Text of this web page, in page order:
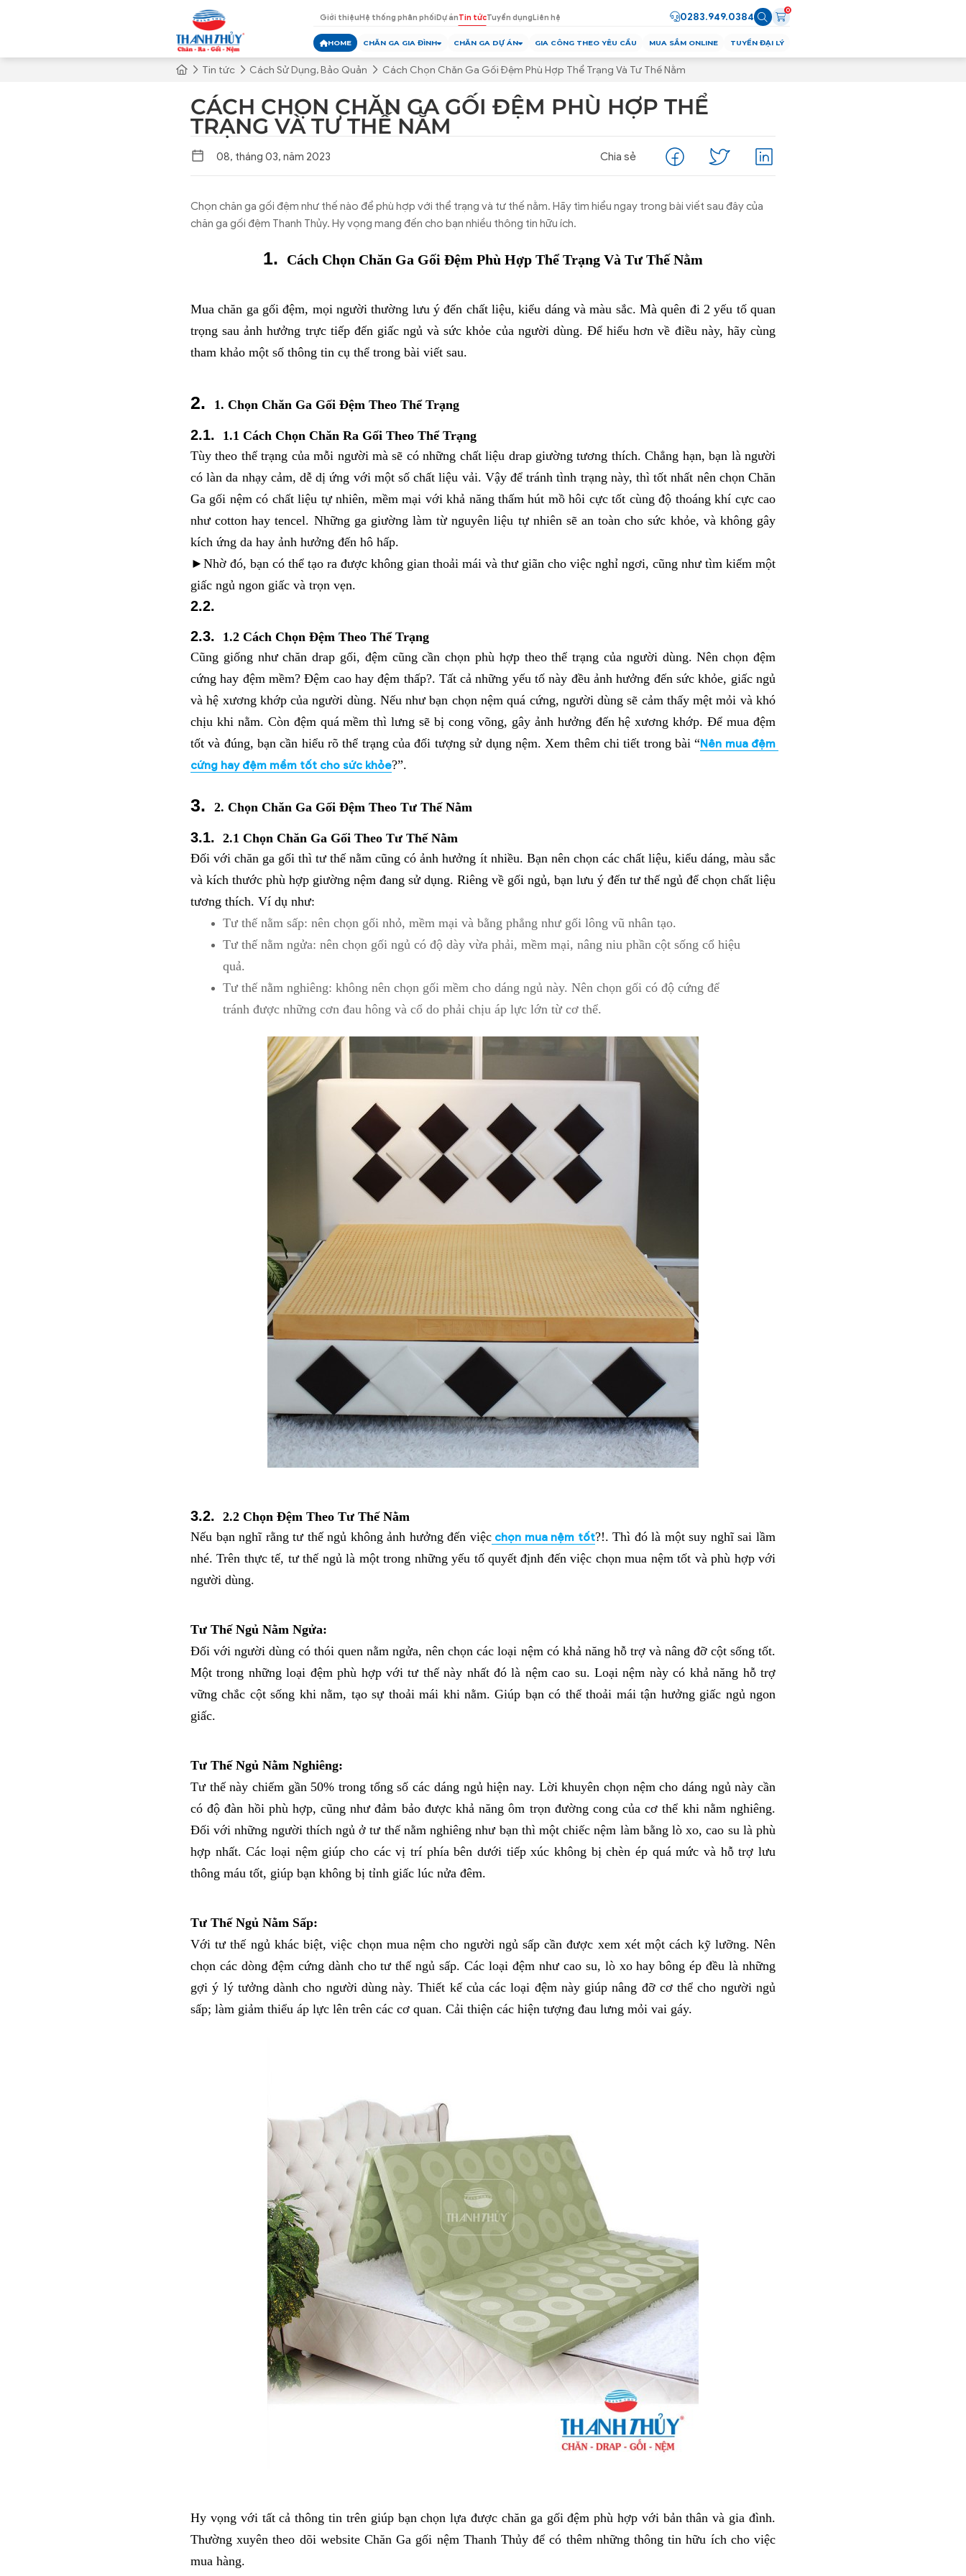
Giới thiệuHệ thống phân phốiDự ánTin tứcTuyển dụngLiên hệ 0283.949.0384
0
HOME CHĂN GA GIA ĐÌNH CHĂN GA DỰ ÁN GIA CÔNG THEO YÊU CẦU MUA SẮM ONLINE TUYỂN ĐẠI LÝ
Tin tức Cách Sử Dụng, Bảo Quản Cách Chọn Chăn Ga Gối Đệm Phù Hợp Thể Trạng Và Tư Thế Nằm
CÁCH CHỌN CHĂN GA GỐI ĐỆM PHÙ HỢP THỂ
TRẠNG VÀ TƯ THẾ NẰM
08, tháng 03, năm 2023 Chia sẻ
Chọn chăn ga gối đệm như thế nào để phù hợp với thể trạng và tư thế nằm. Hãy tìm hiểu ngay trong bài viết sau đây của
chăn ga gối đệm Thanh Thủy. Hy vọng mang đến cho bạn nhiều thông tin hữu ích.
Cách Chọn Chăn Ga Gối Đệm Phù Hợp Thể Trạng Và Tư Thế Nằm
Mua chăn ga gối đệm, mọi người thường lưu ý đến chất liệu, kiểu dáng và màu sắc. Mà quên đi 2 yếu tố quan
trọng sau ảnh hưởng trực tiếp đến giấc ngủ và sức khỏe của người dùng. Để hiểu hơn về điều này, hãy cùng
tham khảo một số thông tin cụ thể trong bài viết sau.
1. Chọn Chăn Ga Gối Đệm Theo Thể Trạng
1.1 Cách Chọn Chăn Ra Gối Theo Thể Trạng
Tùy theo thể trạng của mỗi người mà sẽ có những chất liệu drap giường tương thích. Chẳng hạn, bạn là người
có làn da nhạy cảm, dễ dị ứng với một số chất liệu vải. Vậy để tránh tình trạng này, thì tốt nhất nên chọn Chăn
Ga gối nệm có chất liệu tự nhiên, mềm mại với khả năng thấm hút mồ hôi cực tốt cùng độ thoáng khí cực cao
như cotton hay tencel. Những ga giường làm từ nguyên liệu tự nhiên sẽ an toàn cho sức khỏe, và không gây
kích ứng da hay ảnh hưởng đến hô hấp.
►Nhờ đó, bạn có thể tạo ra được không gian thoải mái và thư giãn cho việc nghỉ ngơi, cũng như tìm kiếm một
giấc ngủ ngon giấc và trọn vẹn.
1.2 Cách Chọn Đệm Theo Thể Trạng
Cũng giống như chăn drap gối, đệm cũng cần chọn phù hợp theo thể trạng của người dùng. Nên chọn đệm
cứng hay đệm mềm? Đệm cao hay đệm thấp?. Tất cả những yếu tố này đều ảnh hưởng đến sức khỏe, giấc ngủ
và hệ xương khớp của người dùng. Nếu như bạn chọn nệm quá cứng, người dùng sẽ cảm thấy mệt mỏi và khó
chịu khi nằm. Còn đệm quá mềm thì lưng sẽ bị cong võng, gây ảnh hưởng đến hệ xương khớp. Để mua đệm
tốt và đúng, bạn cần hiểu rõ thể trạng của đối tượng sử dụng nệm. Xem thêm chi tiết trong bài “Nên mua đệm
cứng hay đệm mềm tốt cho sức khỏe?”.
2. Chọn Chăn Ga Gối Đệm Theo Tư Thế Nằm
2.1 Chọn Chăn Ga Gối Theo Tư Thế Nằm
Đối với chăn ga gối thì tư thế nằm cũng có ảnh hưởng ít nhiều. Bạn nên chọn các chất liệu, kiểu dáng, màu sắc
và kích thước phù hợp giường nệm đang sử dụng. Riêng về gối ngủ, bạn lưu ý đến tư thế ngủ để chọn chất liệu
tương thích. Ví dụ như:
Tư thế nằm sấp: nên chọn gối nhỏ, mềm mại và bằng phẳng như gối lông vũ nhân tạo.
Tư thế nằm ngửa: nên chọn gối ngủ có độ dày vừa phải, mềm mại, nâng niu phần cột sống cổ hiệu
quả.
Tư thế nằm nghiêng: không nên chọn gối mềm cho dáng ngủ này. Nên chọn gối có độ cứng để
tránh được những cơn đau hông và cổ do phải chịu áp lực lớn từ cơ thể.
2.2 Chọn Đệm Theo Tư Thế Nằm
Nếu bạn nghĩ rằng tư thế ngủ không ảnh hưởng đến việc chọn mua nệm tốt?!. Thì đó là một suy nghĩ sai lầm
nhé. Trên thực tế, tư thế ngủ là một trong những yếu tố quyết định đến việc chọn mua nệm tốt và phù hợp với
người dùng.
Tư Thế Ngủ Nằm Ngửa:
Đối với người dùng có thói quen nằm ngửa, nên chọn các loại nệm có khả năng hỗ trợ và nâng đỡ cột sống tốt.
Một trong những loại đệm phù hợp với tư thế này nhất đó là nệm cao su. Loại nệm này có khả năng hỗ trợ
vững chắc cột sống khi nằm, tạo sự thoải mái khi nằm. Giúp bạn có thể thoải mái tận hưởng giấc ngủ ngon
giấc.
Tư Thế Ngủ Nằm Nghiêng:
Tư thế này chiếm gần 50% trong tổng số các dáng ngủ hiện nay. Lời khuyên chọn nệm cho dáng ngủ này cần
Đối với những người thích ngủ ở tư thế nằm nghiêng như bạn thì một chiếc nệm làm bằng lò xo, cao su là phù
hợp nhất. Các loại nệm giúp cho các vị trí phía bên dưới tiếp xúc không bị chèn ép quá mức và hỗ trợ lưu
thông máu tốt, giúp bạn không bị tỉnh giấc lúc nửa đêm.
Tư Thế Ngủ Nằm Sấp:
Với tư thế ngủ khác biệt, việc chọn mua nệm cho người ngủ sấp cần được xem xét một cách kỹ lưỡng. Nên
chọn các dòng đệm cứng dành cho tư thế ngủ sấp. Các loại đệm như cao su, lò xo hay bông ép đều là những
gợi ý lý tưởng dành cho người dùng này. Thiết kế của các loại đệm này giúp nâng đỡ cơ thể cho người ngủ
sấp; làm giảm thiểu áp lực lên trên các cơ quan. Cải thiện các hiện tượng đau lưng mỏi vai gáy.
Hy vọng với tất cả thông tin trên giúp bạn chọn lựa được chăn ga gối đệm phù hợp với bản thân và gia đình.
Thường xuyên theo dõi website Chăn Ga gối nệm Thanh Thủy để có thêm những thông tin hữu ích cho việc
mua hàng.